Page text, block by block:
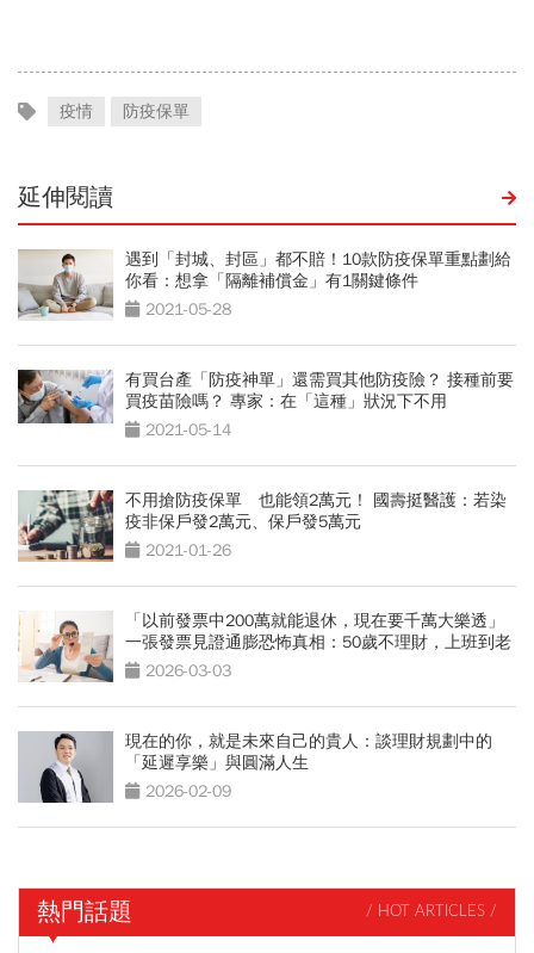
疫情 防疫保單
延伸閱讀
遇到「封城、封區」都不賠！10款防疫保單重點劃給
你看：想拿「隔離補償金」有1關鍵條件
2021-05-28
有買台產「防疫神單」還需買其他防疫險？ 接種前要
買疫苗險嗎？ 專家：在「這種」狀況下不用
2021-05-14
不用搶防疫保單 也能領2萬元！ 國壽挺醫護：若染
疫非保戶發2萬元、保戶發5萬元
2021-01-26
「以前發票中200萬就能退休，現在要千萬大樂透」
一張發票見證通膨恐怖真相：50歲不理財，上班到老
死 2026-03-03
現在的你，就是未來自己的貴人：談理財規劃中的
「延遲享樂」與圓滿人生
2026-02-09
熱門話題 / HOT ARTICLES /